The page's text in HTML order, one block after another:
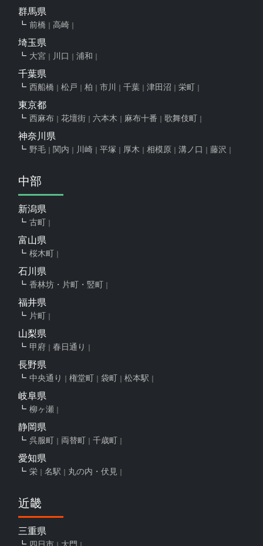
群馬県
前橋 高崎
埼玉県
大宮 川口 浦和
千葉県
西船橋 松戸 柏 市川 千葉 津田沼 栄町
東京都
西麻布 花壇街 六本木 麻布十番 歌舞伎町
神奈川県
野毛 関内 川崎 平塚 厚木 相模原 溝ノ口 藤沢
中部
新潟県
古町
富山県
桜木町
石川県
香林坊・片町・竪町
福井県
片町
山梨県
甲府 春日通り
長野県
中央通り 権堂町 袋町 松本駅
岐阜県
柳ヶ瀬
静岡県
呉服町 両替町 千歳町
愛知県
栄 名駅 丸の内・伏見
近畿
三重県